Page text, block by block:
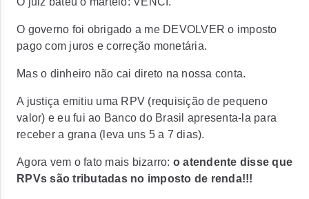
O governo foi obrigado a me DEVOLVER o imposto
pago com juros e correção monetária.
Mas o dinheiro não cai direto na nossa conta.
A justiça emitiu uma RPV (requisição de pequeno
valor) e eu fui ao Banco do Brasil apresenta-la para
receber a grana (leva uns 5 a 7 dias).
Agora vem o fato mais bizarro: o atendente disse que
RPVs são tributadas no imposto de renda!!!